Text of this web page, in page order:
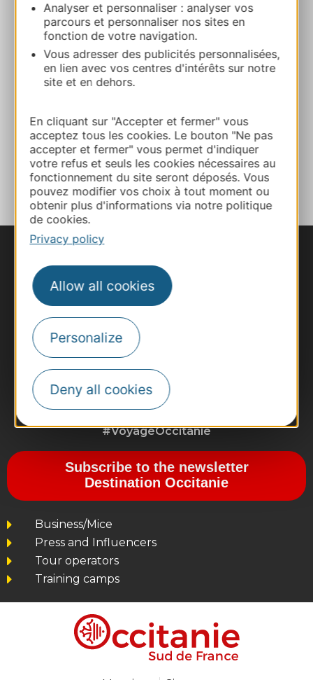
Analyser et personnaliser : analyser vos
parcours et personnaliser nos sites en
fonction de votre navigation.
Vous adresser des publicités personnalisées,
en lien avec vos centres d'intérêts sur notre
site et en dehors.
En cliquant sur "Accepter et fermer" vous
acceptez tous les cookies. Le bouton "Ne pas
accepter et fermer" vous permet d'indiquer
votre refus et seuls les cookies nécessaires au
fonctionnement du site seront déposés. Vous
pouvez modifier vos choix à tout moment ou
obtenir plus d'informations via notre politique
de cookies.
Privacy policy
Allow all cookies
Personalize
Deny all cookies
E-mail
Website
Facebook
ADD TO FAVORITES
#VoyageOccitanie
Subscribe to the newsletter
Destination Occitanie
Business/Mice
Press and Influencers
Tour operators
Training camps